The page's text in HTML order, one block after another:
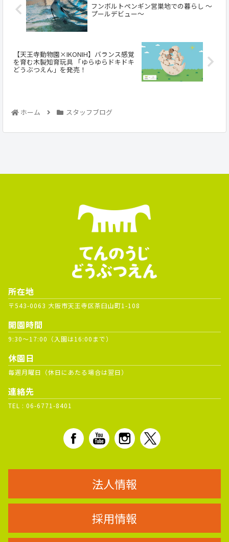
フンボルトペンギン営巣地での暮らし ～
プールデビュー～
【天王寺動物園×IKONIH】バランス感覚
を育む木製知育玩具 「ゆらゆらドキドキ
どうぶつえん」を発売！
ホーム スタッフブログ
所在地
〒543-0063 大阪市天王寺区茶臼山町1-108
開園時間
9:30～17:00（入園は16:00まで）
休園日
毎週月曜日（休日にあたる場合は翌日）
連絡先
TEL : 06-6771-8401
法人情報
採用情報